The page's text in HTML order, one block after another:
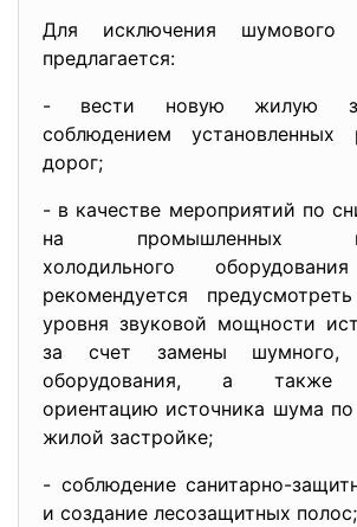
Для исключения шумового
предлагается:
- вести новую жилую
соблюдением установленных
дорог;
- в качестве мероприятий по
на промышленных
холодильного
рекомендуется
уровня звуковой мощности
за счет замены шумного,
оборудования, а также
ориентацию источника шума
жилой застройке;
- соблюдение санитарно-
и создание лесозащитных полос;